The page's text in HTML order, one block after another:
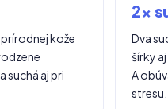
kože
suchá aj pri
2×
Dva
šírky
A
stresu.